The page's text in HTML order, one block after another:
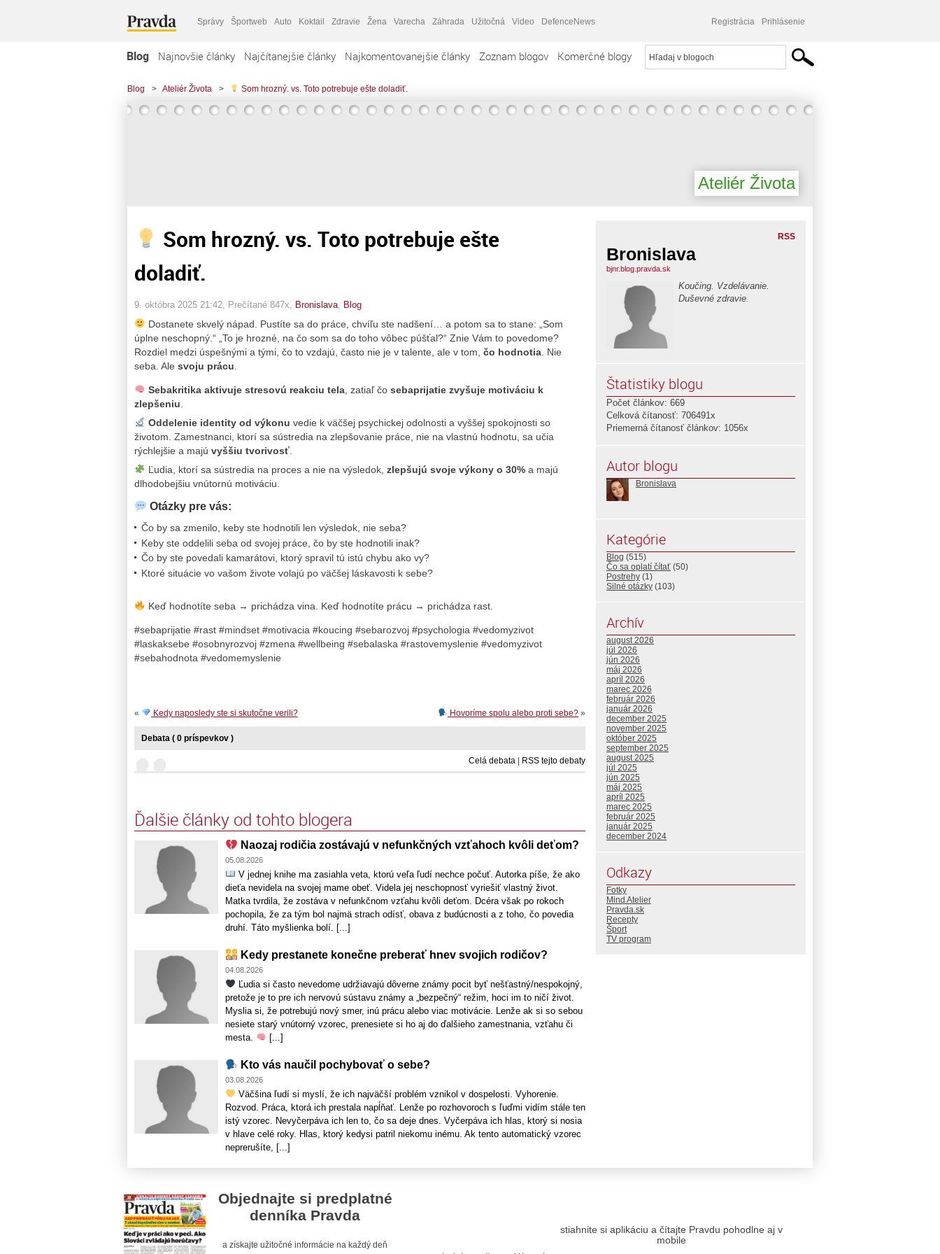
Správy Športweb Auto Koktail Zdravie Žena Varecha Záhrada Užitočná Video DefenceNews Registrácia Prihlásenie
Blog Najnovšie články Najčítanejšie články Najkomentovanejšie články Zoznam blogov Komerčné blogy
Blog > Ateliér Života > Som hrozný. vs. Toto potrebuje ešte doladiť.
Ateliér Života
Som hrozný. vs. Toto potrebuje ešte
doladiť.
9. októbra 2025 21:42 , Prečítané 847x, Bronislava Blog
Dostanete skvelý nápad. Pustíte sa do práce, chvíľu ste nadšení… a potom sa to stane: „Som
úplne neschopný.“ „To je hrozné, na čo som sa do toho vôbec púšťal?“ Znie Vám to povedome?
Rozdiel medzi úspešnými a tými, čo to vzdajú, často nie je v talente, ale v tom, čo hodnotia . Nie
seba. Ale svoju prácu
Sebakritika aktivuje stresovú reakciu tela , zatiaľ čosebaprijatie zvyšuje motiváciu k
zlepšeniu
Oddelenie identity od výkonu vedie k väčšej psychickej odolnosti a vyššej spokojnosti so
životom. Zamestnanci, ktorí sa sústredia na zlepšovanie práce, nie na vlastnú hodnotu, sa učia
rýchlejšie a majú vyššiu tvorivosť
Ľudia, ktorí sa sústredia na proces a nie na výsledok,zlepšujú svoje výkony o 30% a majú
dlhodobejšiu vnútornú motiváciu.
Otázky pre vás:
Čo by sa zmenilo, keby ste hodnotili len výsledok, nie seba?
Keby ste oddelili seba od svojej práce, čo by ste hodnotili inak?
Čo by ste povedali kamarátovi, ktorý spravil tú istú chybu ako vy?
Ktoré situácie vo vašom živote volajú po väčšej láskavosti k sebe?
Keď hodnotíte seba → prichádza vina. Keď hodnotíte prácu → prichádza rast.
#sebaprijatie #rast #mindset #motivacia #koucing #sebarozvoj #psychologia #vedomyzivot
#laskaksebe #osobnyrozvoj #zmena #wellbeing #sebalaska #rastovemyslenie #vedomyzivot
#sebahodnota #vedomemyslenie
Hovoríme spolu alebo proti sebe? »
« Kedy naposledy ste si skutočne verili?
Debata ( 0 príspevkov )
Celá debata RSS tejto debaty
Ďalšie články od tohto blogera
Naozaj rodičia zostávajú v nefunkčných vzťahoch kvôli deťom?
05.08.2026
V jednej knihe ma zasiahla veta, ktorú veľa ľudí nechce počuť. Autorka píše, že ako
dieťa nevidela na svojej mame obeť. Videla jej neschopnosť vyriešiť vlastný život.
Matka tvrdila, že zostáva v nefunkčnom vzťahu kvôli deťom. Dcéra však po rokoch
pochopila, že za tým bol najmä strach odísť, obava z budúcnosti a z toho, čo povedia
druhí. Táto myšlienka bolí. [...]
Kedy prestanete konečne preberať hnev svojich rodičov?
04.08.2026
Ľudia si často nevedome udržiavajú dôverne známy pocit byť nešťastný/nespokojný,
pretože je to pre ich nervovú sústavu známy a „bezpečný“ režim, hoci im to ničí život.
Myslia si, že potrebujú nový smer, inú prácu alebo viac motivácie. Lenže ak si so sebou
nesiete starý vnútorný vzorec, prenesiete si ho aj do ďalšieho zamestnania, vzťahu či
mesta.
[...]
Kto vás naučil pochybovať o sebe?
03.08.2026
Väčšina ľudí si myslí, že ich najväčší problém vznikol v dospelosti. Vyhorenie.
Rozvod. Práca, ktorá ich prestala napĺňať. Lenže po rozhovoroch s ľuďmi vidím stále ten
istý vzorec. Nevyčerpáva ich len to, čo sa deje dnes. Vyčerpáva ich hlas, ktorý si nosia
v hlave celé roky. Hlas, ktorý kedysi patril niekomu inému. Ak tento automatický vzorec
neprerušíte, [...]
RSS
Bronislava
bjnr.blog.pravda.sk
Koučing. Vzdelávanie.
Duševné zdravie.
Štatistiky blogu
Počet článkov: 669
Celková čítanosť: 706491x
Priemerná čítanosť článkov: 1056x
Autor blogu
Bronislava
Kategórie
Blog (515)
Čo sa oplatí čítať (50)
Postrehy (1)
Silné otázky (103)
Archív
august 2026
júl 2026
jún 2026
máj 2026
apríl 2026
marec 2026
február 2026
január 2026
december 2025
november 2025
október 2025
september 2025
august 2025
júl 2025
jún 2025
máj 2025
apríl 2025
marec 2025
február 2025
január 2025
december 2024
Odkazy
Fotky
Mind Atelier
Pravda.sk
Recepty
Šport
TV program
Objednajte si predplatné
denníka Pravda
a získajte užitočné informácie na každý deň
stiahnite si aplikáciu a čítajte Pravdu pohodlne aj v
mobile